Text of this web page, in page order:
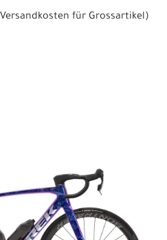
Versandkosten für Grossartikel)